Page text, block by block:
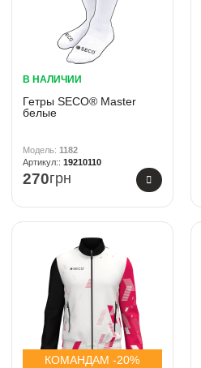
В НАЛИЧИИ
Гетры SECO® Master
белые
1182
19210110
270грн
КОМАНДАМ -20%